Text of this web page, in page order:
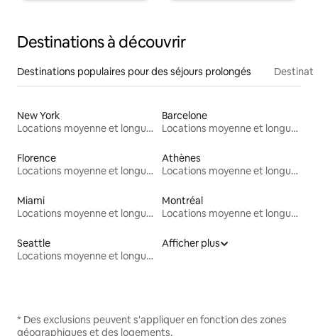
Destinations à découvrir
Destinations populaires pour des séjours prolongés
New York
Locations moyenne et longue durée
Barcelone
Locations moyenne et longue durée
Florence
Locations moyenne et longue durée
Athènes
Locations moyenne et longue durée
Miami
Locations moyenne et longue durée
Montréal
Locations moyenne et longue durée
Seattle
Locations moyenne et longue durée
Afficher plus
* Des exclusions peuvent s'appliquer en fonction des zones
géographiques et des logements.